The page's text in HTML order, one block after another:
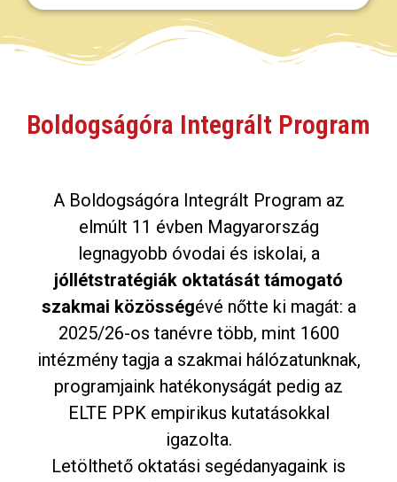
Boldogságóra Integrált Program
A Boldogságóra Integrált Program az
elmúlt 11 évben Magyarország
legnagyobb óvodai és iskolai, a
jóllétstratégiák oktatását támogató
szakmai közösségévé nőtte ki magát: a
2025/26-os tanévre több, mint 1600
intézmény tagja a szakmai hálózatunknak,
programjaink hatékonyságát pedig az
ELTE PPK empirikus kutatásokkal
igazolta.
Letölthető oktatási segédanyagaink is